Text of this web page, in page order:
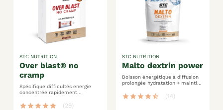
over blast® no
cramp
STC NUTRITION
Spécifique difficultés energie
concentrée rapidement
anti-crampes et lourdeurs
star star star star star (29)
malto dextrin power
STC NUTRITION
Boisson énergétique à diffusion
prolongée hydratation + maintien
maltodextrines
star star star star star_half (14)